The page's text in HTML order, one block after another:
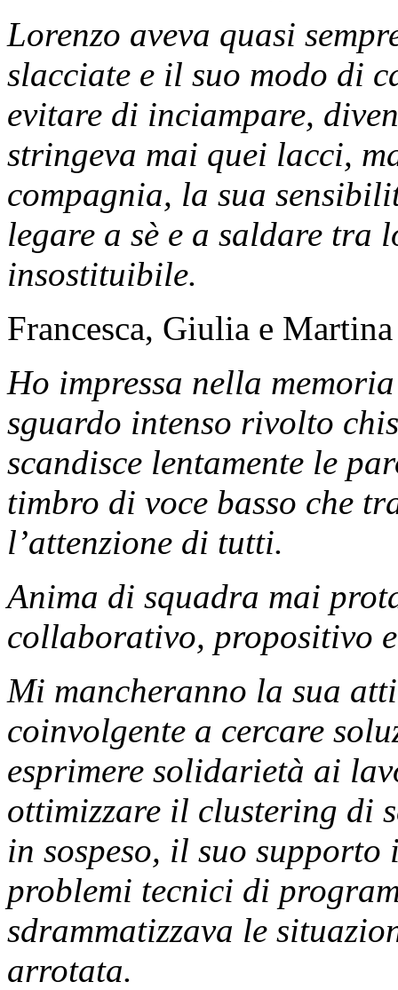
Lorenzo aveva quasi
slacciate e il suo modo di
evitare di inciampare,
stringeva mai quei lacci,
compagnia, la sua
legare a sè e a saldare tra
insostituibile.
Francesca, Giulia e Martina
Ho impressa nella
sguardo intenso rivolto
scandisce lentamente le
timbro di voce basso che
l’attenzione di tutti.
Anima di squadra mai
collaborativo, propositivo
Mi mancheranno la sua
coinvolgente a cercare
esprimere solidarietà ai
ottimizzare il clustering di
in sospeso, il suo
problemi tecnici di
sdrammatizzava le
arrotata.